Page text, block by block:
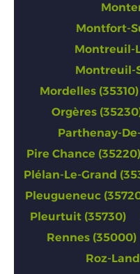
Montfort-
Montreuil-
Montreuil-
Mordelles (35310)
Orgères
Parthenay-
Pire Chance (35220)
Plélan-Le-Grand
Pleugueneuc
Pleurtuit (35730)
Rennes (35000)
Roz-